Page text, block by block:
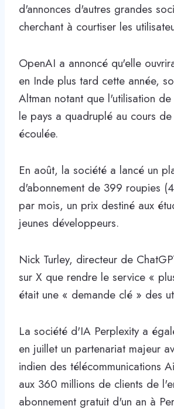
d'annonces d'autres grandes
cherchant à courtiser les
OpenAI a annoncé qu'elle
en Inde plus tard cette année,
Altman notant que l'utilisation de
le pays a quadruplé au cours
écoulée.
En août, la société a lancé un
d'abonnement de 399 roupies
par mois, un prix destiné aux
jeunes développeurs.
Nick Turley, directeur de
sur X que rendre le service «
était une « demande clé » des
La société d'IA Perplexity a
en juillet un partenariat majeur
indien des télécommunications
aux 360 millions de clients de
abonnement gratuit d'un an à